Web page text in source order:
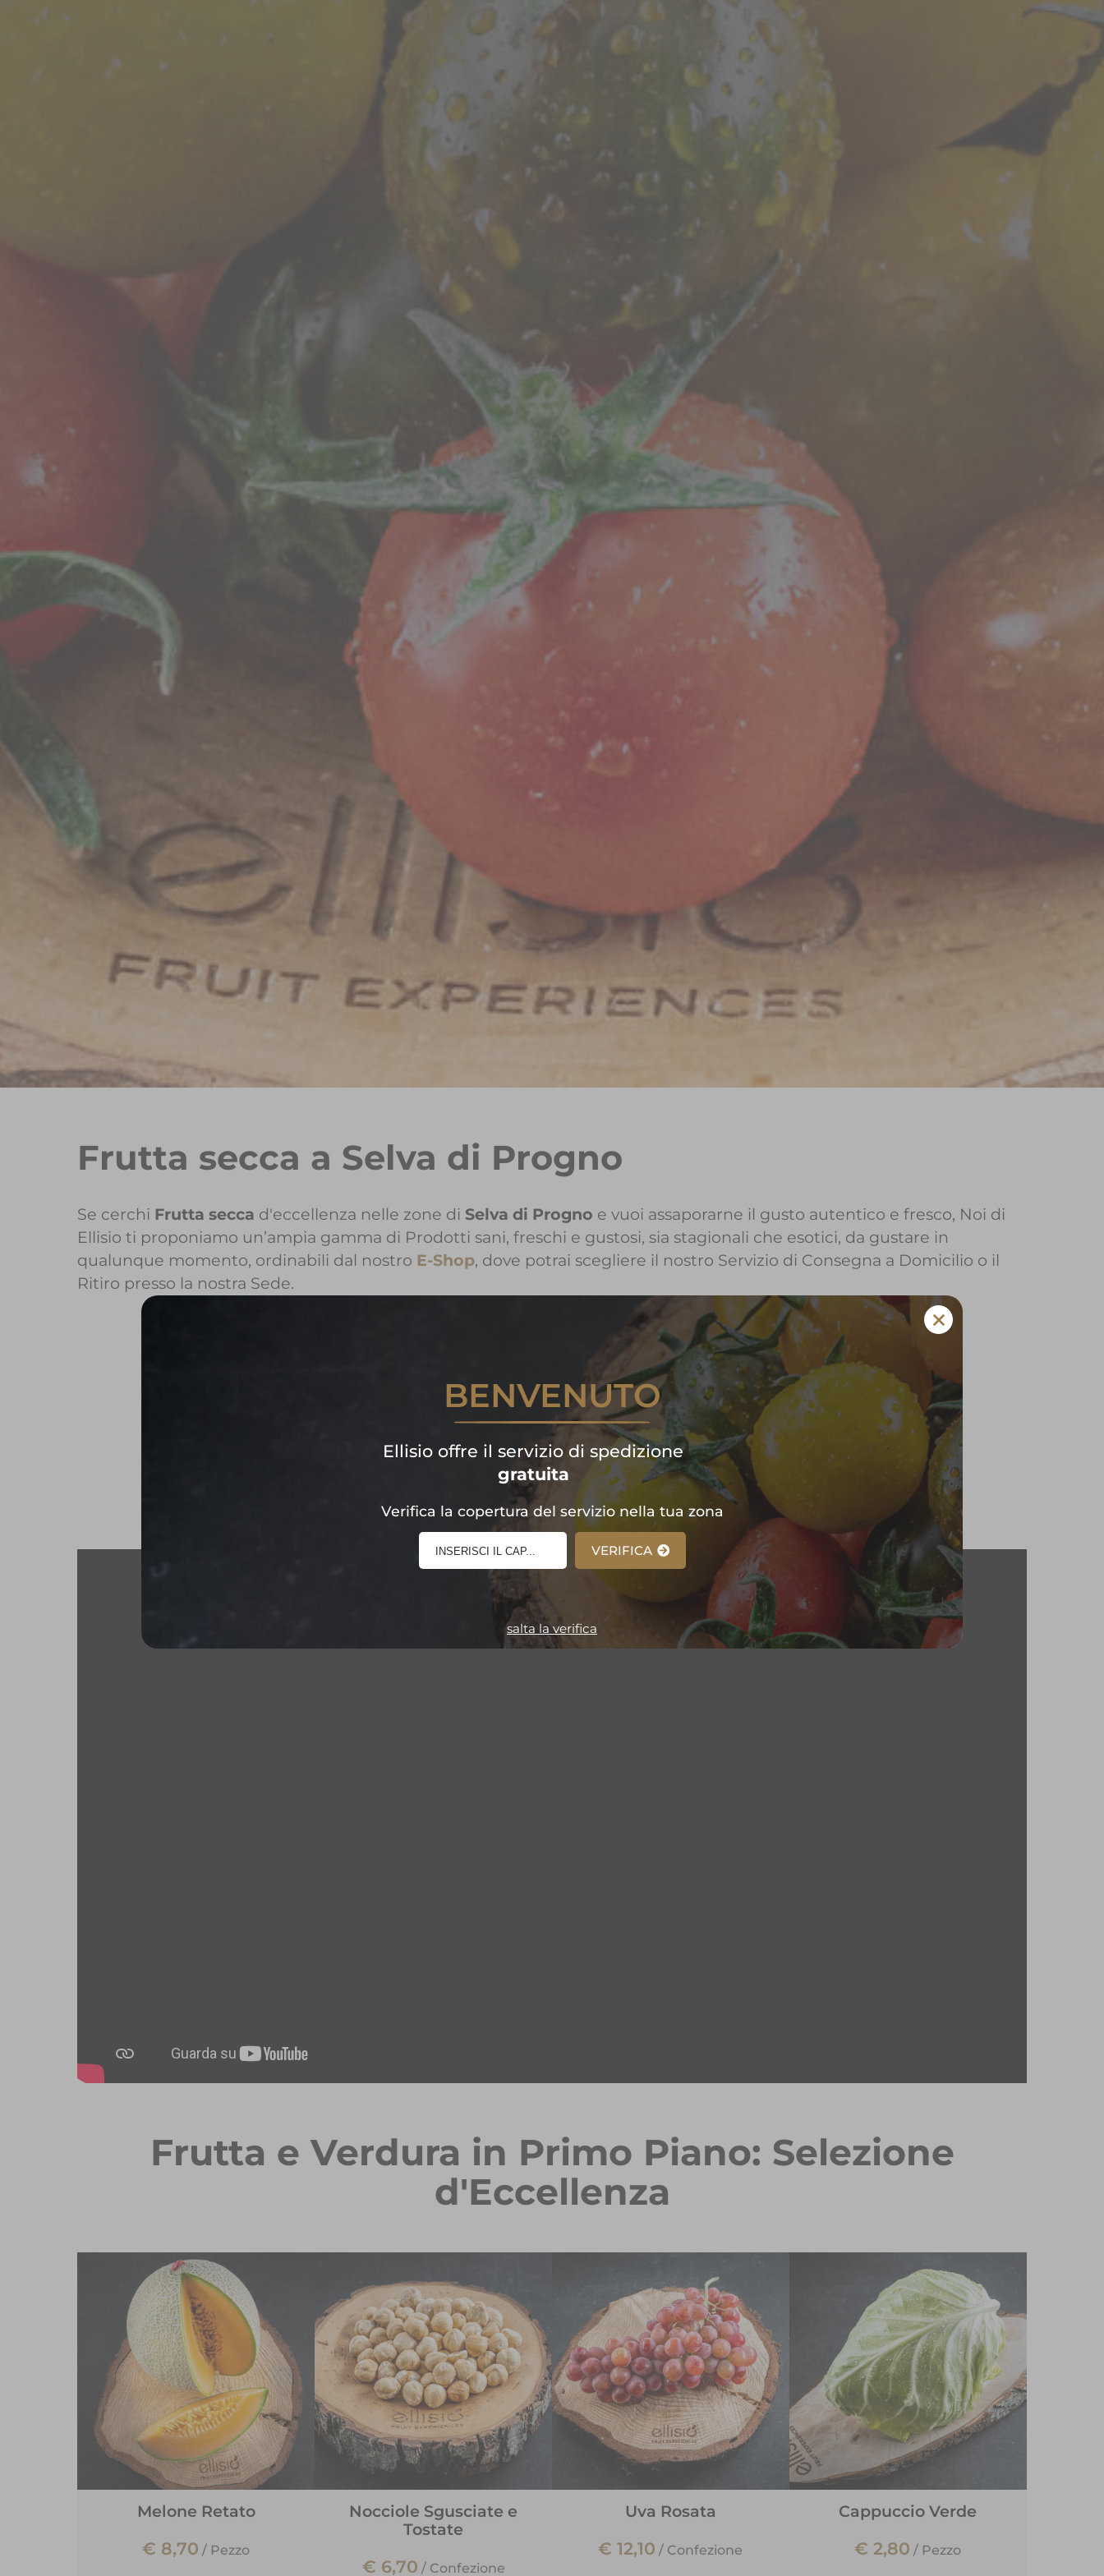
Frutta secca a Selva di Progno
Se cerchi Frutta secca d'eccellenza nelle zone diSelva di Progno e vuoi assaporarne il gusto autentico e fresco, Noi di
Ellisio ti proponiamo un’ampia gamma di Prodotti sani, freschi e gustosi, sia stagionali che esotici, da gustare in
qualunque momento, ordinabili dal nostro E-Shop, dove potrai scegliere il nostro Servizio di Consegna a Domicilio o il
Ritiro presso la nostra Sede.
Per maggiori informazioni sui Prodotti Ellisio a Selva di Progno
Contattaci!
Per iniziare subito la tua spesa di frutta e verdura
E-Shop!
Frutta e Verdura in Primo Piano: Selezione
d'Eccellenza
Melone Retato
€ 8,70 / Pezzo
Nocciole Sgusciate e
Tostate
€ 6,70 / Confezione
Uva Rosata
€ 12,10 / Confezione
Cappuccio Verde
€ 2,80 / Pezzo
BENVENUTO
Ellisio offre il servizio di spedizione
gratuita
Verifica la copertura del servizio nella tua zona
VERIFICA
salta la verifica